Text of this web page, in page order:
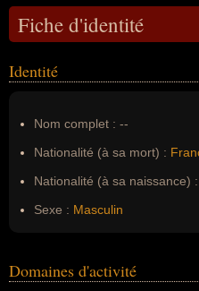
Fiche d'identité
Identité
Nom complet : --
Nationalité (à sa mort) :
Nationalité (à sa naissance) :
Sexe : Masculin
Domaines d'activité